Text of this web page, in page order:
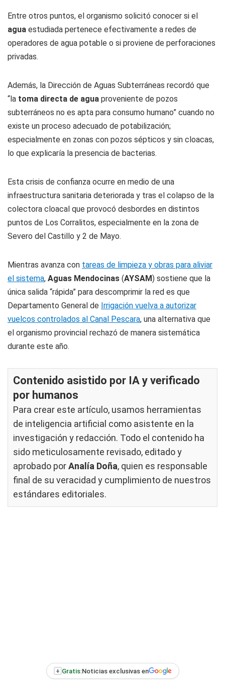
Entre otros puntos, el organismo solicitó conocer si el
agua estudiada pertenece efectivamente a redes de
operadores de agua potable o si proviene de perforaciones
privadas.
Además, la Dirección de Aguas Subterráneas recordó que
“la toma directa de agua proveniente de pozos
subterráneos no es apta para consumo humano” cuando no
existe un proceso adecuado de potabilización;
especialmente en zonas con pozos sépticos y sin cloacas,
lo que explicaría la presencia de bacterias.
Esta crisis de confianza ocurre en medio de una
infraestructura sanitaria deteriorada y tras el colapso de la
colectora cloacal que provocó desbordes en distintos
puntos de Los Corralitos, especialmente en la zona de
Severo del Castillo y 2 de Mayo.
Mientras avanza con tareas de limpieza y obras para aliviar
el sistema, Aguas Mendocinas (AYSAM) sostiene que la
única salida “rápida” para descomprimir la red es que
Departamento General de Irrigación vuelva a autorizar
vuelcos controlados al Canal Pescara, una alternativa que
el organismo provincial rechazó de manera sistemática
durante este año.
Contenido asistido por IA y verificado
por humanos
Para crear este artículo, usamos herramientas
de inteligencia artificial como asistente en la
investigación y redacción. Todo el contenido ha
sido meticulosamente revisado, editado y
aprobado porAnalía Doña, quien es responsable
final de su veracidad y cumplimiento de nuestros
estándares editoriales.
+ Gratis:Noticias exclusivas en